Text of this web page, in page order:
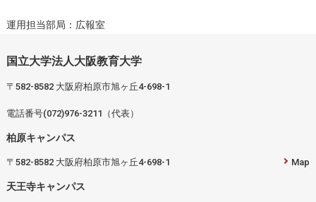
運用担当部局：広報室
国立大学法人大阪教育大学
〒582-8582 大阪府柏原市旭ヶ丘4-698-1
電話番号(072)976-3211（代表）
柏原キャンパス
〒582-8582 大阪府柏原市旭ヶ丘4-698-1 Map
天王寺キャンパス